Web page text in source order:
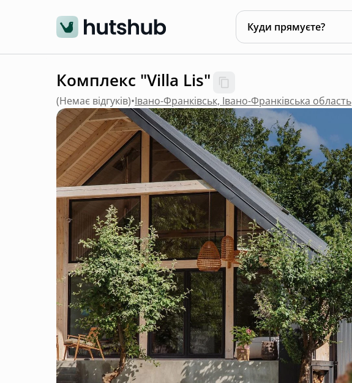
Куди прямуєте?
Комплекс "Villa Lis"
(Немає відгуків)•Івано-Франківськ, Івано-Франківська область